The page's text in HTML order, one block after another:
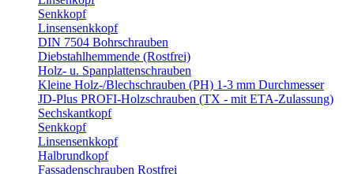
Senkkopf
Linsensenkkopf
DIN 7504 Bohrschrauben
Diebstahlhemmende (Rostfrei)
Holz- u. Spanplattenschrauben
Kleine Holz-/Blechschrauben (PH) 1-3 mm Durchmesser
JD-Plus PROFI-Holzschrauben (TX - mit ETA-Zulassung)
Sechskantkopf
Senkkopf
Linsensenkkopf
Halbrundkopf
Fassadenschrauben Rostfrei